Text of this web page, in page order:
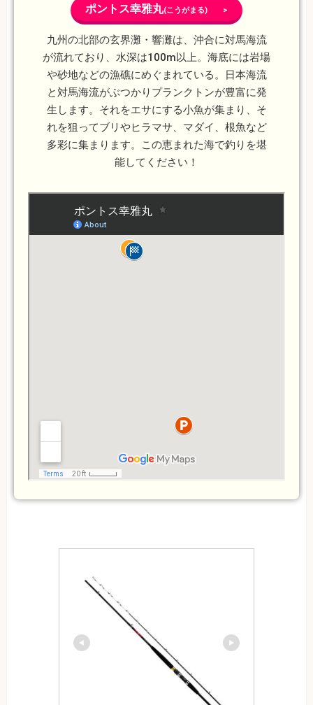
ポントス幸雅丸(こうがまる) >
九州の北部の玄界灘・響灘は、沖合に対馬海流
が流れており、水深は100m以上。海底には岩場
や砂地などの漁礁にめぐまれている。日本海流
と対馬海流がぶつかりプランクトンが豊富に発
生します。それをエサにする小魚が集まり、そ
れを狙ってブリやヒラマサ、マダイ、根魚など
多彩に集まります。この恵まれた海で釣りを堪
能してください！